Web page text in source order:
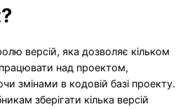
версій, яка дозволяє кільком
над проектом,
змінами в кодовій базі проекту.
зберігати кілька версій